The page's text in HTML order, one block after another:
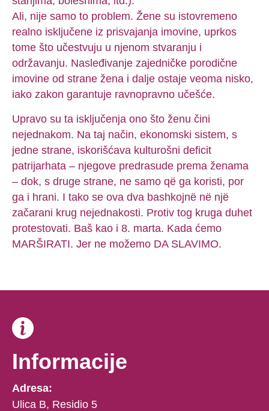
Ali, nije samo to problem. Žene su istovremeno
realno isključene iz prisvajanja imovine, uprkos
tome što učestvuju u njenom stvaranju i
održavanju. Nasleđivanje zajedničke porodične
imovine od strane žena i dalje ostaje veoma nisko,
iako zakon garantuje ravnopravno učešće.
Upravo su ta isključenja ono što ženu čini
nejednakom. Na taj način, ekonomski sistem, s
jedne strane, iskorišćava kulturošni deficit
patrijarhata – njegove predrasude prema ženama
– dok, s druge strane, ne samo që ga koristi, por
ga i hrani. I tako se ova dva bashkojnë në një
začarani krug nejednakosti. Protiv tog kruga duhet
protestovati. Baš kao i 8. marta. Kada ćemo
MARŠIRATI. Jer ne možemo DA SLAVIMO.
Informacije
Adresa:
Ulica B, Residio 5